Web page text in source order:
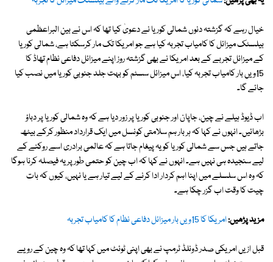
خیال رہے کہ گزشتہ دنوں شمالی کوریا نے دعویٰ کیا تھا کہ اس نے بین البراعظمی
بیلسٹک میزائل کا کامیاب تجربہ کیا ہے جو امریکا تک مار کرسکتا ہے، شمالی کوریا
کے میزائل تجربے کے بعد امریکا نے بھی گزشتہ روز اپنے میزائل دفاعی نظام تھاڈ کا
15ویں بار کامیاب تجربہ کیا، اس میزائل سسٹم کو بہت جلد جنوبی کوریا میں نصب کیا
جائے گا۔
اب ڈیوڈ ہیلے نے چین، جاپان اور جنوبی کوریا پر زور دیا ہے کہ وہ شمالی کوریا پر دباؤ
بڑھائیں۔ انہوں نے کہا کہ ہر بار ہم سلامتی کونسل میں ایک قرارداد منظور کرکے بیٹھ
جاتے ہیں جس سے شمالی کوریا کو یہ پیغام جاتا ہے کہ عالمی برادری اسے روکنے کے
لیے سنجیدہ ہی نہیں ہے۔ انہوں نے کہا کہ اب چین کو حتمی طور پر یہ فیصلہ کرنا ہوگا
کہ وہ اس سلسلے میں اپنا اہم کردار ادا کرنے کے لیے تیار ہے یا نہیں، کیوں کہ بات
چیت کا وقت اب گزر چکا ہے۔
مزید پڑھیں:امریکا کا 15ویں بار میزائل دفاعی نظام کا کامیاب تجربہ
قبل ازیں امریکی صدر ڈونلڈ ٹرمپ نے بھی اپنی ٹوئٹ میں کہا تھا کہ وہ چین کے رویے